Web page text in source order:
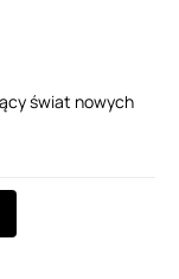
świat nowych